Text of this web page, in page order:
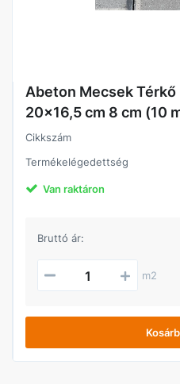
Abeton Mecsek
20x16,5 cm 8 cm (10
Cikkszám
Termékelégedettség
Van raktáron
Bruttó ár:
m2